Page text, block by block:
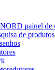
painel de
de produtos